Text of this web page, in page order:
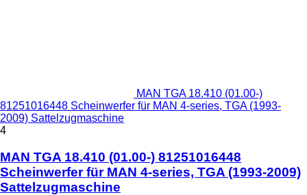
MAN TGA 18.410 (01.00-)
81251016448 Scheinwerfer für MAN 4-series, TGA (1993-
2009) Sattelzugmaschine
4
MAN TGA 18.410 (01.00-) 81251016448
Scheinwerfer für MAN 4-series, TGA (1993-2009)
Sattelzugmaschine